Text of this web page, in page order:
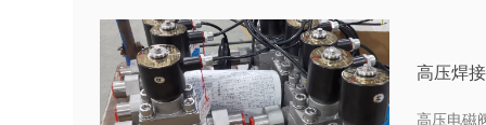
高压焊
高压电磁